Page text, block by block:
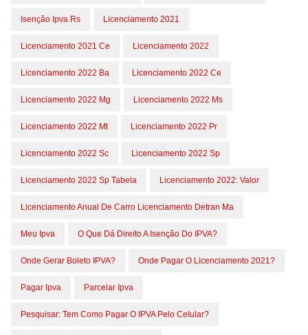
Isenção Ipva Rs Licenciamento 2021
Licenciamento 2021 Ce Licenciamento 2022
Licenciamento 2022 Ba Licenciamento 2022 Ce
Licenciamento 2022 Mg Licenciamento 2022 Ms
Licenciamento 2022 Mt Licenciamento 2022 Pr
Licenciamento 2022 Sc Licenciamento 2022 Sp
Licenciamento 2022 Sp Tabela Licenciamento 2022: Valor
Licenciamento Anual De Carro Licenciamento Detran Ma
Meu Ipva O Que Dá Direito A Isenção Do IPVA?
Onde Gerar Boleto IPVA? Onde Pagar O Licenciamento 2021?
Pagar Ipva Parcelar Ipva
Pesquisar: Tem Como Pagar O IPVA Pelo Celular?